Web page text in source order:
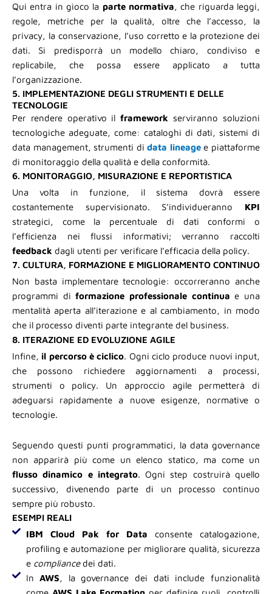
Qui entra in gioco la parte normativa, che riguarda leggi,
regole, metriche per la qualità, oltre che l’accesso, la
privacy, la conservazione, l’uso corretto e la protezione dei
dati. Si predisporrà un modello chiaro, condiviso e
replicabile, che possa essere applicato a tutta
l’organizzazione.
5. IMPLEMENTAZIONE DEGLI STRUMENTI E DELLE
TECNOLOGIE
Per rendere operativo ilframework serviranno soluzioni
tecnologiche adeguate, come: cataloghi di dati, sistemi di
data management, strumenti didata lineagee piattaforme
di monitoraggio della qualità e della conformità.
6. MONITORAGGIO, MISURAZIONE E REPORTISTICA
Una volta in funzione, il sistema dovrà essere
costantemente supervisionato. S’individueranno KPI
strategici, come la percentuale di dati conformi o
l’efficienza nei flussi informativi; verranno raccolti
feedback dagli utenti per verificare l’efficacia della policy.
7. CULTURA, FORMAZIONE E MIGLIORAMENTO CONTINUO
Non basta implementare tecnologie: occorreranno anche
programmi diformazione professionale continua e una
mentalità aperta all’iterazione e al cambiamento, in modo
che il processo diventi parte integrante del business.
8. ITERAZIONE ED EVOLUZIONE AGILE
Infine, il percorso è ciclico. Ogni ciclo produce nuovi input,
che possono richiedere aggiornamenti a processi,
strumenti o policy. Un approccio agile permetterà di
adeguarsi rapidamente a nuove esigenze, normative o
tecnologie.
Seguendo questi punti programmatici, la data governance
non apparirà più come un elenco statico, ma come un
flusso dinamico e integrato. Ogni step costruirà quello
successivo, divenendo parte di un processo continuo
sempre più robusto.
ESEMPI REALI
IBM Cloud Pak for Data consente catalogazione,
profiling e automazione per migliorare qualità, sicurezza
e compliancedei dati.
InAWS, la governance dei dati include funzionalità